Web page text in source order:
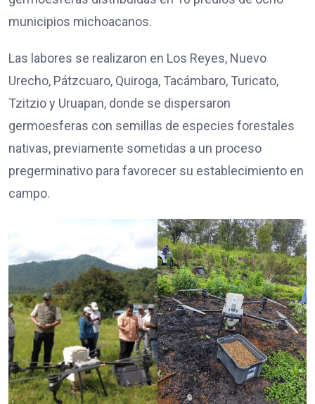
municipios michoacanos.
Las labores se realizaron en Los Reyes, Nuevo
Urecho, Pátzcuaro, Quiroga, Tacámbaro, Turicato,
Tzitzio y Uruapan, donde se dispersaron
germoesferas con semillas de especies forestales
nativas, previamente sometidas a un proceso
pregerminativo para favorecer su establecimiento en
campo.